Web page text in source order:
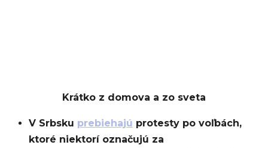
Krátko z domova a zo sveta
V Srbsku prebiehajú protesty po voľbách,
ktoré niektorí označujú za